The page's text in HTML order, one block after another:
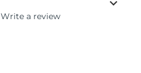
Write a review